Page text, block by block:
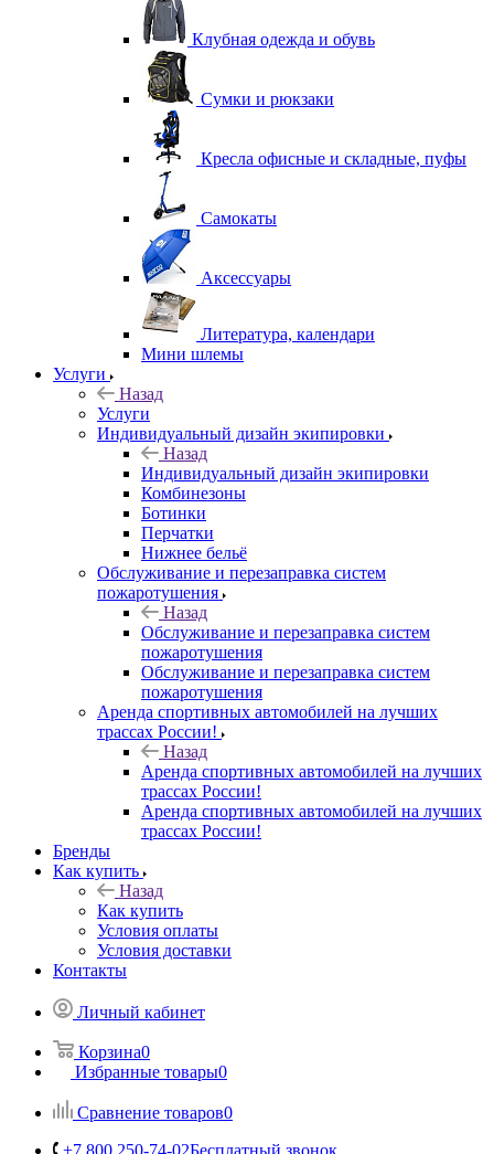
Клубная одежда и обувь
Сумки и рюкзаки
Кресла офисные и складные, пуфы
Самокаты
Аксессуары
Литература, календари
Мини шлемы
Услуги
Назад
Услуги
Индивидуальный дизайн экипировки
Назад
Индивидуальный дизайн экипировки
Комбинезоны
Ботинки
Перчатки
Нижнее бельё
Обслуживание и перезаправка систем
пожаротушения
Назад
Обслуживание и перезаправка систем
пожаротушения
Обслуживание и перезаправка систем
пожаротушения
Аренда спортивных автомобилей на лучших
трассах России!
Назад
Аренда спортивных автомобилей на лучших
трассах России!
Аренда спортивных автомобилей на лучших
трассах России!
Бренды
Как купить
Назад
Как купить
Условия оплаты
Условия доставки
Контакты
Личный кабинет
Корзина0
Избранные товары0
Сравнение товаров0
+7 800 250-74-02Бесплатный звонок